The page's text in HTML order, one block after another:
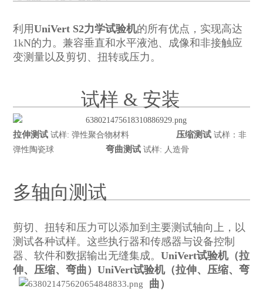
利用UniVert S2力学试验机的所有优点，实现高达
1kN的力。兼容垂直和水平液池、成像和非接触应
变测量以及剪切、扭转或压力。
试样 & 安装
拉伸测试 试样: 弹性聚合物材料 压缩测试 试样：非
弹性陶瓷球
弯曲测试 试样: 人造骨
多轴向测试
剪切、扭转和压力可以添加到主要测试轴向上，以
测试各种试样。这些执行器和传感器与设备控制
器、软件和数据输出无缝集成。UniVert试验机（拉
伸、压缩、弯曲）UniVert试验机（拉伸、压缩、弯
曲）